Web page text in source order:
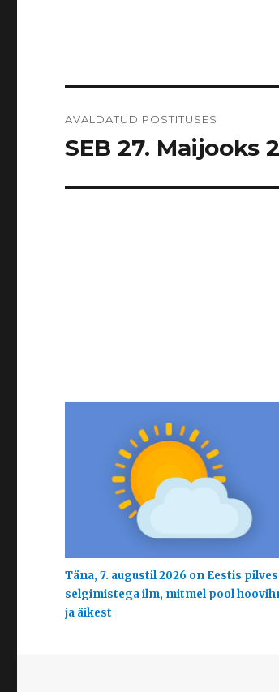
AVALDATUD POSTITUSES
SEB 27. Maijooks
Täna, 7. augustil 2026 on Eestis pilves
selgimistega ilm, mitmel pool
ja äikest